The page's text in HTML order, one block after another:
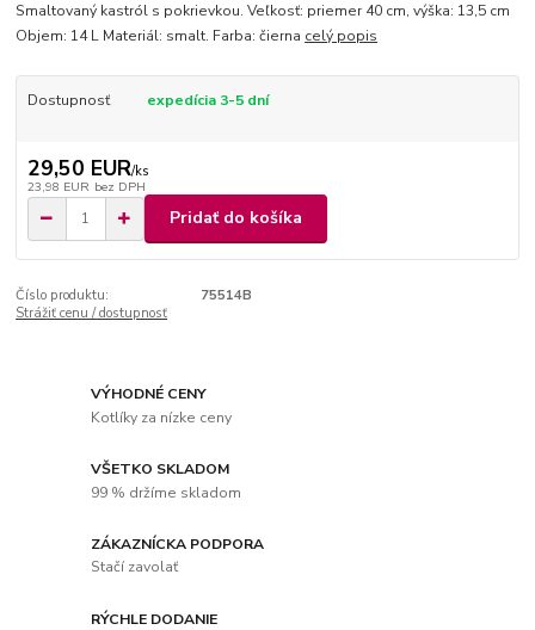
Smaltovaný kastról s pokrievkou. Veľkosť: priemer 40 cm, výška: 13,5 cm
Objem: 14 L Materiál: smalt. Farba: čierna celý popis
Dostupnosť expedícia 3-5 dní
29,50 EUR/ks
23,98 EUR bez DPH
Pridať do košíka
Číslo produktu:
75514B
Strážiť cenu / dostupnosť
VÝHODNÉ CENY
Kotlíky za nízke ceny
VŠETKO SKLADOM
99 % držíme skladom
ZÁKAZNÍCKA PODPORA
Stačí zavolať
RÝCHLE DODANIE